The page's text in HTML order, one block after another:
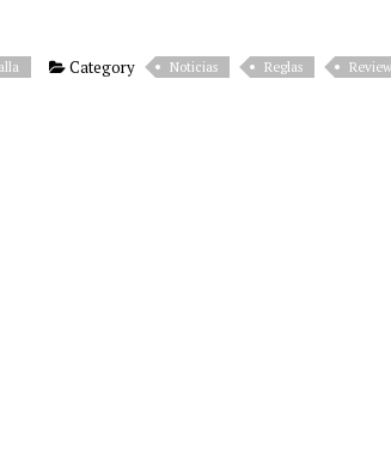
Category Noticias Reglas